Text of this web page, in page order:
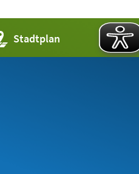
Stadtplan